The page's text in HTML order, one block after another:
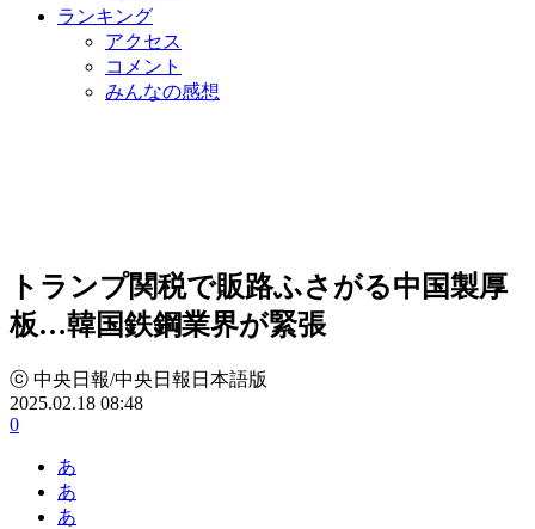
ランキング
アクセス
コメント
みんなの感想
トランプ関税で販路ふさがる中国製厚
板…韓国鉄鋼業界が緊張
ⓒ 中央日報/中央日報日本語版
2025.02.18 08:48
0
あ
あ
あ